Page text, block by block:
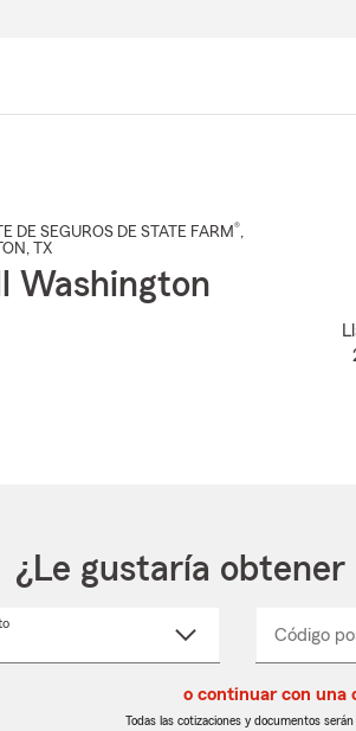
DE SEGUROS DE STATE FARM®,
, TX
Washington
¿Le gustaría
Seleccione
Código
_____
o continuar con una
Todas las cotizaciones y documentos